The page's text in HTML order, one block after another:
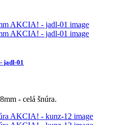
jadl-01
- celá šnúra.